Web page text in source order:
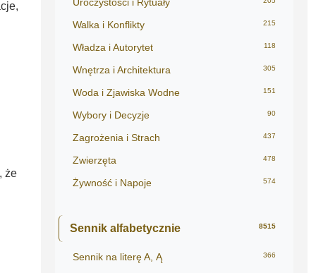
że
Walka i Konflikty 215
Władza i Autorytet 118
Wnętrza i Architektura 305
Woda i Zjawiska Wodne 151
Wybory i Decyzje 90
Zagrożenia i Strach 437
Zwierzęta 478
Żywność i Napoje 574
Sennik alfabetycznie 8515
Sennik na literę A, Ą 366